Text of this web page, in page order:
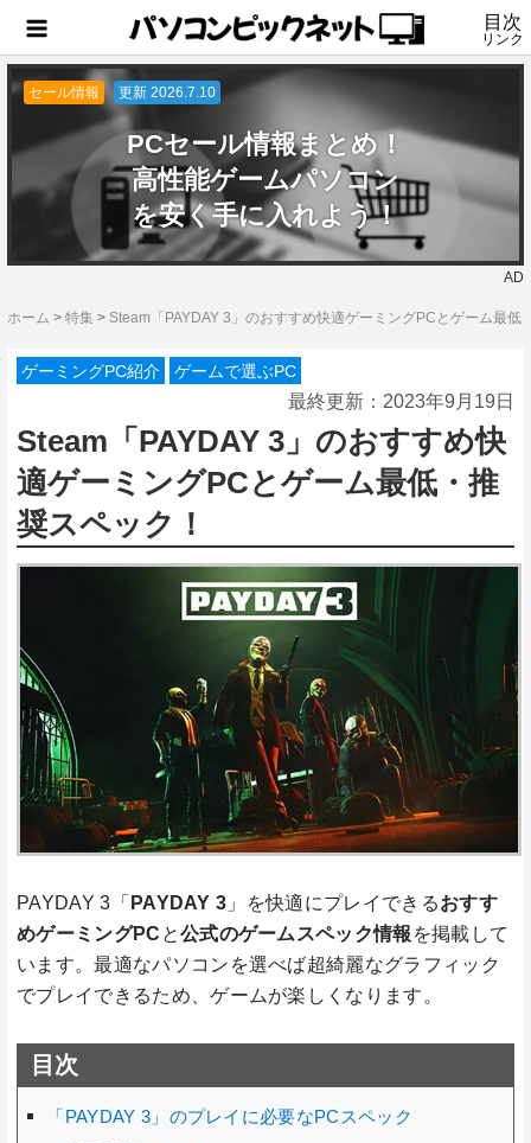
目次
リンク
セール情報 更新 2026.7.10
PCセール情報まとめ！
高性能ゲームパソコン
を安く手に入れよう！
AD
ホーム > 特集 > Steam「PAYDAY 3」のおすすめ快適ゲーミングPCとゲーム最低
ゲーミングPC紹介 ゲームで選ぶPC
最終更新： 2023年9月19日
Steam「PAYDAY 3」のおすすめ快
適ゲーミングPCとゲーム最低・推
奨スペック！
PAYDAY 3「 PAYDAY 3 」を快適にプレイできるおすす
めゲーミングPC と公式のゲームスペック情報 を掲載して
います。最適なパソコンを選べば超綺麗なグラフィック
でプレイできるため、ゲームが楽しくなります。
目次
「PAYDAY 3」のプレイに必要なPCスペック